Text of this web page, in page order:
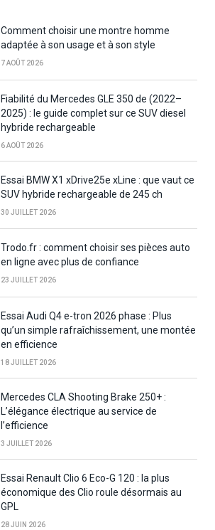
Comment choisir une montre homme
adaptée à son usage et à son style
7 AOÛT 2026
Fiabilité du Mercedes GLE 350 de (2022–
2025) : le guide complet sur ce SUV diesel
hybride rechargeable
6 AOÛT 2026
Essai BMW X1 xDrive25e xLine : que vaut ce
SUV hybride rechargeable de 245 ch
30 JUILLET 2026
Trodo.fr : comment choisir ses pièces auto
en ligne avec plus de confiance
23 JUILLET 2026
Essai Audi Q4 e-tron 2026 phase : Plus
qu’un simple rafraîchissement, une montée
en efficience
18 JUILLET 2026
Mercedes CLA Shooting Brake 250+ :
L’élégance électrique au service de
l’efficience
3 JUILLET 2026
Essai Renault Clio 6 Eco-G 120 : la plus
économique des Clio roule désormais au
GPL
28 JUIN 2026